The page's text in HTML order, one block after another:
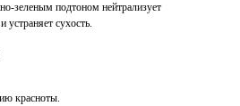
зеленым подтоном нейтрализует
устраняет сухость.
красноты.